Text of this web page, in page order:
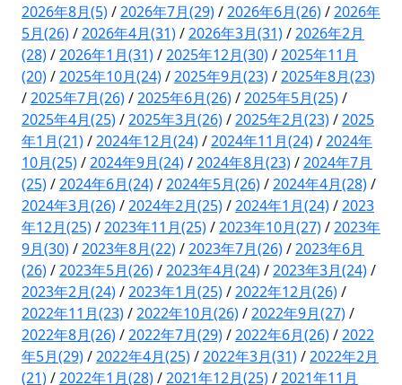
2026年8月(5)/2026年7月(29)/2026年6月(26)/2026年
5月(26)/2026年4月(31)/2026年3月(31)/2026年2月
(28)/2026年1月(31)/2025年12月(30)/2025年11月
(20)/2025年10月(24)/2025年9月(23)/2025年8月(23)
/2025年7月(26)/2025年6月(26)/2025年5月(25)/
2025年4月(25)/2025年3月(26)/2025年2月(23)/2025
年1月(21)/2024年12月(24)/2024年11月(24)/2024年
10月(25)/2024年9月(24)/2024年8月(23)/2024年7月
(25)/2024年6月(24)/2024年5月(26)/2024年4月(28)/
2024年3月(26)/2024年2月(25)/2024年1月(24)/2023
年12月(25)/2023年11月(25)/2023年10月(27)/2023年
9月(30)/2023年8月(22)/2023年7月(26)/2023年6月
(26)/2023年5月(26)/2023年4月(24)/2023年3月(24)/
2023年2月(24)/2023年1月(25)/2022年12月(26)/
2022年11月(23)/2022年10月(26)/2022年9月(27)/
2022年8月(26)/2022年7月(29)/2022年6月(26)/2022
年5月(29)/2022年4月(25)/2022年3月(31)/2022年2月
(21)/2022年1月(28)/2021年12月(25)/2021年11月